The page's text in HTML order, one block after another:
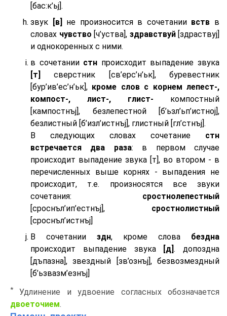
[бас:к’ьj].
звук
[в] не произносится в сочетании вств в
словах чувство [ч’уства], здравствуй[здраствуj]
и однокоренных с ними.
в сочетании стн происходит выпадение звука
[т]
сверстник [св’ерс’н’ьк], буревестник
[бур’ив’ес’н’ьк], кроме слов с корнем лепест-,
компост-, лист-, глист- компостный
[кампостнъj], безлепестной [б’ьзл’ьп’истноj],
безлистный [б’изл’истнъj], глистный [гл’стнъj].
В следующих словах сочетание стн
встречается два раза: в первом случае
происходит выпадение звука [т], во втором - в
перечисленных выше корнях - выпадения не
происходит, т.е. произносятся все звуки
сочетания: сростнолепестный
[сроснъл’ип’естнъj], сростнолистный
[сроснъл’истнъj]
В сочетании здн, кроме слова бездна
происходит выпадение звука
[д] . допоздна
[дъпазна], звездный [зв’ознъj], безвозмездный
[б’ьзвазм’езнъj]
*
Удлинение и удвоение согласных обозначается
двоеточием.